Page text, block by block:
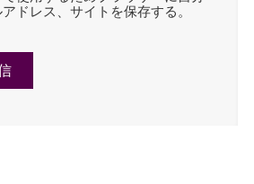
ドレス、サイトを保存する。